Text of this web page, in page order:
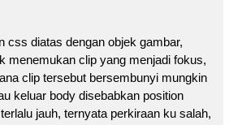
css diatas dengan objek gambar,
menemukan clip yang menjadi fokus,
clip tersebut bersembunyi mungkin
keluar body disebabkan position
jauh, ternyata perkiraan ku salah,